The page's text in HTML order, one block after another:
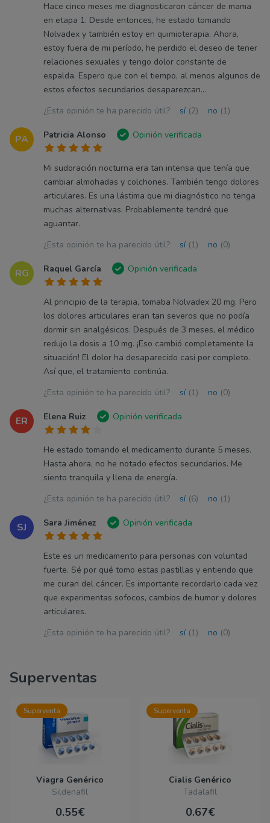
Hace cinco meses me diagnosticaron cáncer de mama
en etapa 1. Desde entonces, he estado tomando
Nolvadex y también estoy en quimioterapia. Ahora,
estoy fuera de mi período, he perdido el deseo de tener
relaciones sexuales y tengo dolor constante de
espalda. Espero que con el tiempo, al menos algunos de
estos efectos secundarios desaparezcan...
¿Esta opinión te ha parecido útil?
sí (2) no (1)
PA Patricia Alonso Opinión verificada
Mi sudoración nocturna era tan intensa que tenía que
cambiar almohadas y colchones. También tengo dolores
articulares. Es una lástima que mi diagnóstico no tenga
muchas alternativas. Probablemente tendré que
aguantar.
¿Esta opinión te ha parecido útil?
sí (1) no (0)
RG Raquel García Opinión verificada
Al principio de la terapia, tomaba Nolvadex 20 mg. Pero
los dolores articulares eran tan severos que no podía
dormir sin analgésicos. Después de 3 meses, el médico
redujo la dosis a 10 mg. ¡Eso cambió completamente la
situación! El dolor ha desaparecido casi por completo.
Así que, el tratamiento continúa.
¿Esta opinión te ha parecido útil?
sí (1) no (0)
ER Elena Ruiz Opinión verificada
He estado tomando el medicamento durante 5 meses.
Hasta ahora, no he notado efectos secundarios. Me
siento tranquila y llena de energía.
¿Esta opinión te ha parecido útil?
sí (6) no (1)
SJ Sara Jiménez Opinión verificada
Este es un medicamento para personas con voluntad
fuerte. Sé por qué tomo estas pastillas y entiendo que
me curan del cáncer. Es importante recordarlo cada vez
que experimentas sofocos, cambios de humor y dolores
articulares.
¿Esta opinión te ha parecido útil?
sí (1) no (0)
Superventas
Superventa
Viagra Genérico
Sildenafil
0.55€
Superventa
Cialis Genérico
Tadalafil
0.67€